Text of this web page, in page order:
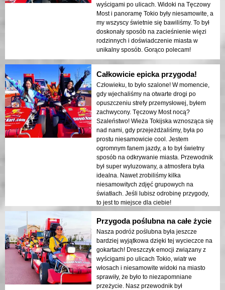
wyścigami po ulicach. Widoki na Tęczowy
Most i panoramę Tokio były niesamowite, a
my wszyscy świetnie się bawiliśmy. To był
doskonały sposób na zacieśnienie więzi
rodzinnych i doświadczenie miasta w
unikalny sposób. Gorąco polecam!
Całkowicie epicka przygoda!
Człowieku, to było szalone! W momencie,
gdy wjechaliśmy na otwarte drogi po
opuszczeniu strefy przemysłowej, byłem
zachwycony. Tęczowy Most nocą?
Szaleństwo! Wieża Tokijska wznosząca się
nad nami, gdy przejeżdżaliśmy, była po
prostu niesamowicie cool. Jestem
ogromnym fanem jazdy, a to był świetny
sposób na odkrywanie miasta. Przewodnik
był super wyluzowany, a atmosfera była
idealna. Nawet zrobiliśmy kilka
niesamowitych zdjęć grupowych na
światłach. Jeśli lubisz odrobinę przygody,
to jest to miejsce dla ciebie!
Przygoda poślubna na całe życie
Nasza podróż poślubna była jeszcze
bardziej wyjątkowa dzięki tej wycieczce na
gokartach! Dreszczyk emocji związany z
wyścigami po ulicach Tokio, wiatr we
włosach i niesamowite widoki na miasto
sprawiły, że było to niezapomniane
przeżycie. Nasz przewodnik był